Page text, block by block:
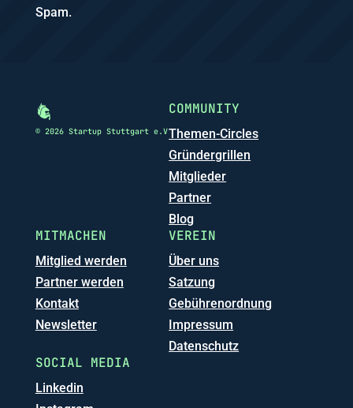
Spam.
© 2026 Startup Stuttgart e.V
COMMUNITY
Themen-Circles
Gründergrillen
Mitglieder
Partner
Blog
MITMACHEN
Mitglied werden
Partner werden
Kontakt
Newsletter
VEREIN
Über uns
Satzung
Gebührenordnung
Impressum
Datenschutz
SOCIAL MEDIA
Linkedin